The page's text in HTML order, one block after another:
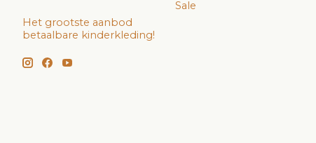
Het grootste aanbod
betaalbare kinderkleding!
Sale